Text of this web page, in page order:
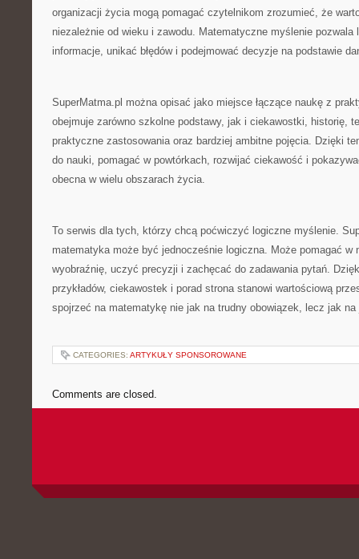
organizacji życia mogą pomagać czytelnikom zrozumieć, że
niezależnie od wieku i zawodu. Matematyczne myślenie pozwala
informacje, unikać błędów i podejmować decyzje na podstawie
SuperMatma.pl można opisać jako miejsce łączące naukę z
obejmuje zarówno szkolne podstawy, jak i ciekawostki, historię,
praktyczne zastosowania oraz bardziej ambitne pojęcia. Dzięki
do nauki, pomagać w powtórkach, rozwijać ciekawość i
obecna w wielu obszarach życia.
To serwis dla tych, którzy chcą poćwiczyć logiczne myślenie.
matematyka może być jednocześnie logiczna. Może pomagać w
wyobraźnię, uczyć precyzji i zachęcać do zadawania pytań.
przykładów, ciekawostek i porad strona stanowi wartościową
spojrzeć na matematykę nie jak na trudny obowiązek, lecz jak
CATEGORIES: ARTYKUŁY SPONSOROWANE
Comments are closed.